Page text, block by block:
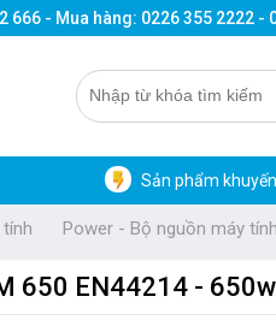
666 - Mua hàng: 0226 355 2222 -
Sản phẩm
Power - Bộ nguồn máy tính
650 EN44214 -